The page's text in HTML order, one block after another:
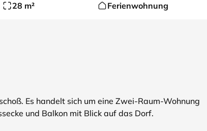
28 m² Ferienwohnung
Es handelt sich um eine Zwei-Raum-Wohnung
und Balkon mit Blick auf das Dorf.